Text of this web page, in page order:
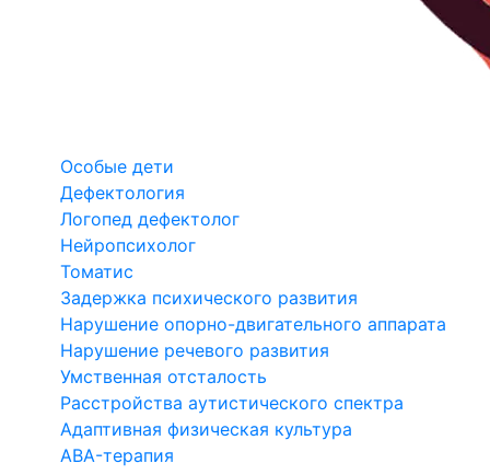
Особые дети
Дефектология
Логопед дефектолог
Нейропсихолог
Томатис
Задержка психического развития
Нарушение опорно-двигательного аппарата
Нарушение речевого развития
Умственная отсталость
Расстройства аутистического спектра
Адаптивная физическая культура
ABA-терапия